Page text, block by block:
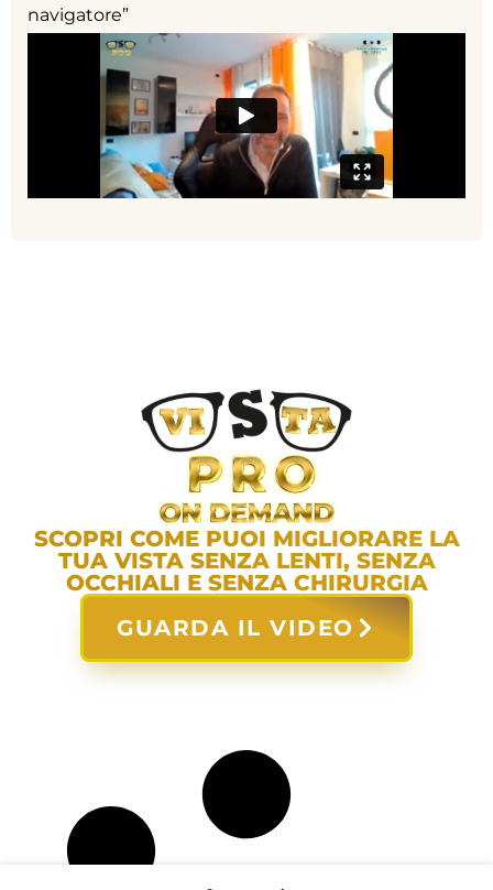
navigatore”
SCOPRI COME PUOI MIGLIORARE LA
TUA VISTA SENZA LENTI, SENZA
OCCHIALI E SENZA CHIRURGIA
GUARDA IL VIDEO